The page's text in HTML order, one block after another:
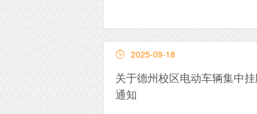
 2025-09-18
关于德州校区电动车辆集中
通知